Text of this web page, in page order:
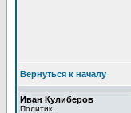
Вернуться к началу
Иван Кулиберов
Политик